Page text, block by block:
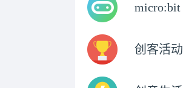
micro:bit
创客活动